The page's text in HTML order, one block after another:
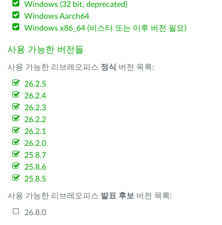
Windows (32 bit, deprecated)
Windows Aarch64
Windows x86_64 (비스타 또는 이후 버전 필요)
사용 가능한 버전들
사용 가능한 리브레오피스 정식 버전 목록:
26.2.5
26.2.4
26.2.3
26.2.2
26.2.1
26.2.0
25.8.7
25.8.6
25.8.5
사용 가능한 리브레오피스 발표 후보 버전 목록:
26.8.0